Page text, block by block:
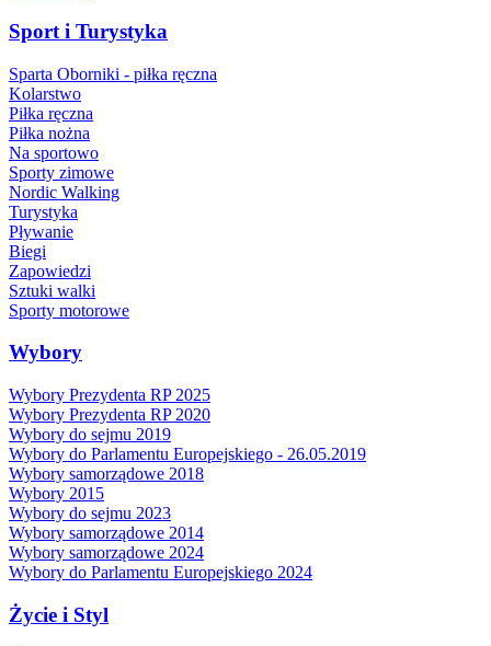
Sport i Turystyka
Sparta Oborniki - piłka ręczna
Kolarstwo
Piłka ręczna
Piłka nożna
Na sportowo
Sporty zimowe
Nordic Walking
Turystyka
Pływanie
Biegi
Zapowiedzi
Sztuki walki
Sporty motorowe
Wybory
Wybory Prezydenta RP 2025
Wybory Prezydenta RP 2020
Wybory do sejmu 2019
Wybory do Parlamentu Europejskiego - 26.05.2019
Wybory samorządowe 2018
Wybory 2015
Wybory do sejmu 2023
Wybory samorządowe 2014
Wybory samorządowe 2024
Wybory do Parlamentu Europejskiego 2024
Życie i Styl